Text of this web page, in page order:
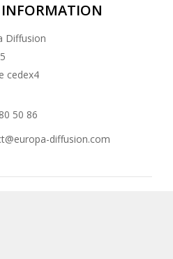
INFORMATION
Diffusion
cedex4
50 86
diffusion.com